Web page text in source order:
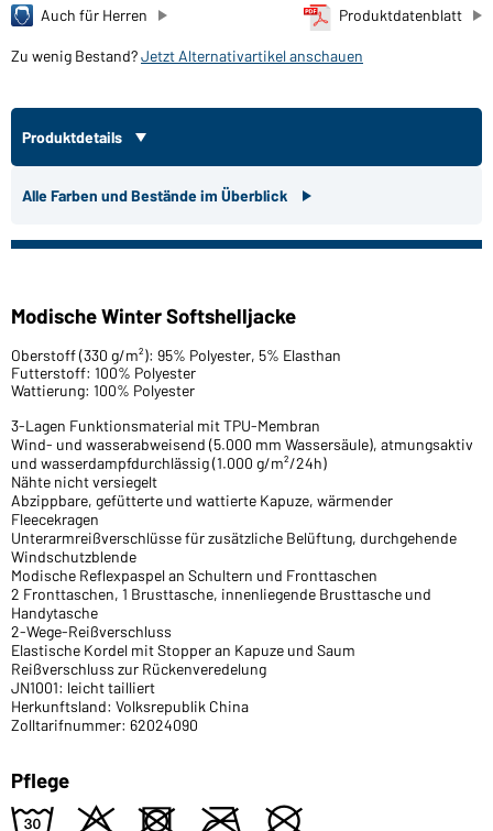
Produktdatenblatt
Auch für Herren
Zu wenig Bestand?Jetzt Alternativartikel anschauen
Produktdetails
Alle Farben und Bestände im Überblick
Modische Winter Softshelljacke
Oberstoff (330 g/m²): 95% Polyester, 5% Elasthan
Futterstoff: 100% Polyester
Wattierung: 100% Polyester
3-Lagen Funktionsmaterial mit TPU-Membran
Wind- und wasserabweisend (5.000 mm Wassersäule), atmungsaktiv
und wasserdampfdurchlässig (1.000 g/m²/24h)
Nähte nicht versiegelt
Abzippbare, gefütterte und wattierte Kapuze, wärmender
Fleecekragen
Unterarmreißverschlüsse für zusätzliche Belüftung, durchgehende
Windschutzblende
Modische Reflexpaspel an Schultern und Fronttaschen
2 Fronttaschen, 1 Brusttasche, innenliegende Brusttasche und
Handytasche
2-Wege-Reißverschluss
Elastische Kordel mit Stopper an Kapuze und Saum
Reißverschluss zur Rückenveredelung
JN1001: leicht tailliert
Herkunftsland: Volksrepublik China
Zolltarifnummer: 62024090
Pflege